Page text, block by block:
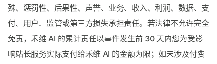
殊、惩罚性、后果性、声誉、业务、收入、利润、数据、支
付、用户、监管或第三方损失承担责任。若法律不允许完全
免责，禾维 AI 的累计责任以事件发生前 30 天内您为受影
响站长服务实际支付给禾维 AI 的金额为限；如未涉及付费